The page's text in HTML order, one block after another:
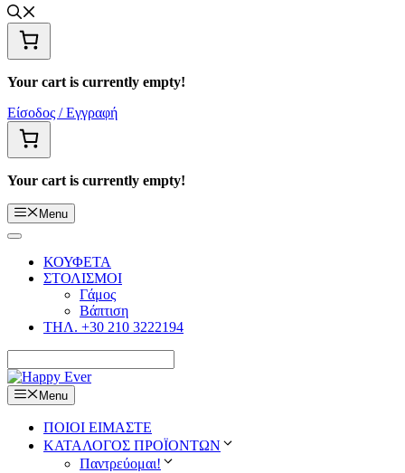
Your cart is currently empty!
Είσοδος / Εγγραφή
Your cart is currently empty!
Menu
ΚΟΥΦΕΤΑ
ΣΤΟΛΙΣΜΟΙ
Γάμος
Βάπτιση
ΤΗΛ. +30 210 3222194
Menu
ΠΟΙΟΙ ΕΙΜΑΣΤΕ
ΚΑΤΑΛΟΓΟΣ ΠΡΟΪΟΝΤΩΝ
Παντρεύομαι!